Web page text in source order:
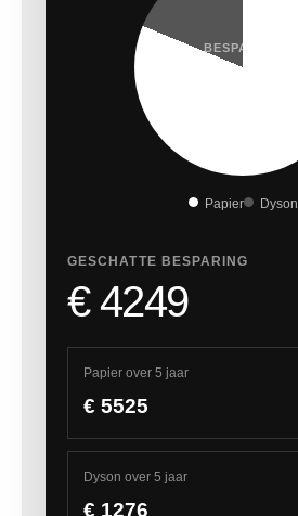
BESPARING
77%
Papier Dyson
GESCHATTE BESPARING
€ 4249
Papier over 5 jaar
€ 5525
Dyson over 5 jaar
€ 1276